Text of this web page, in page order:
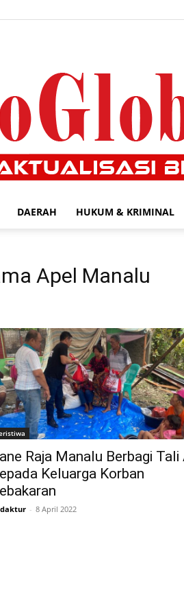
DAERAH HUKUM & KRIMINAL
Apel Manalu
Raja Manalu Berbagi Tali
Keluarga Korban
- 8 April 2022